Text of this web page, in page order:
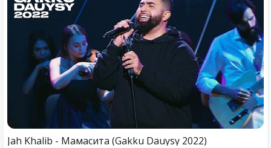
Jah Khalib - Мамасита (Gakku Dauysy 2022)